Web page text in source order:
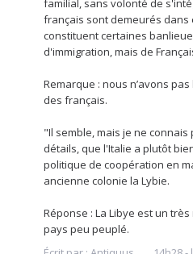
familial, sans volonté de
français sont demeurés
constituent certaines
d'immigration, mais de
Remarque : nous n’avons
des français.
"Il semble, mais je ne
détails, que l'Italie a plutôt
politique de coopération en
ancienne colonie la Lybie.
Réponse : La Libye est un
pays peu peuplé.